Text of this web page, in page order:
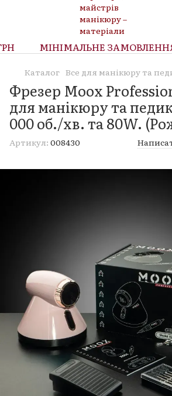
МІНІМАЛЬНЕ
Каталог Все для манікюру та
Фрезер Moox
для манікюру та
000 об./хв. та 80W.
Артикул: 008430